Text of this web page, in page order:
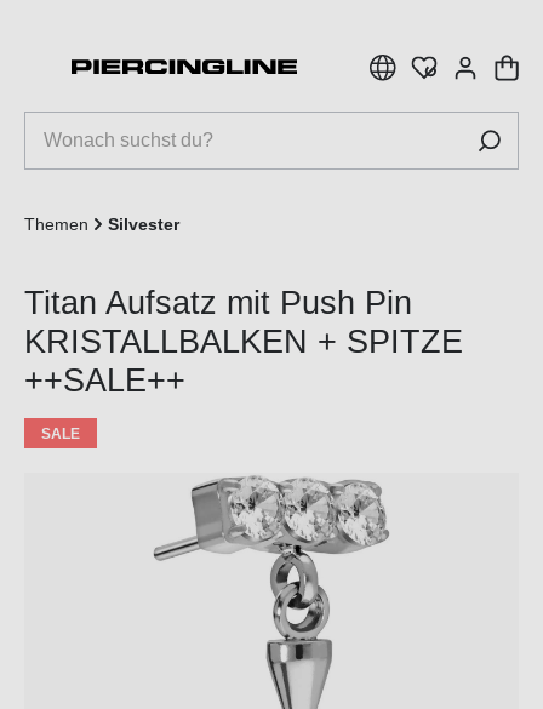
Themen Silvester
Titan Aufsatz mit Push Pin
KRISTALLBALKEN + SPITZE
++SALE++
SALE